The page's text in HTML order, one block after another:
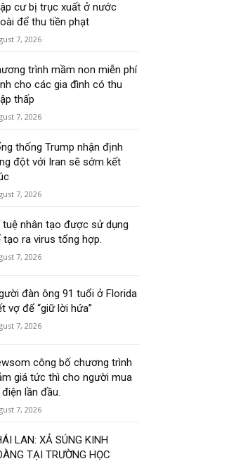
cư bị trục xuất ở nước
để thu tiền phạt
7, 2026
trình mầm non miễn phí
cho các gia đình có thu
thấp
7, 2026
thống Trump nhận định
đột với Iran sẽ sớm kết
7, 2026
tuệ nhân tạo được sử dụng
tạo ra virus tổng hợp.
7, 2026
đàn ông 91 tuổi ở Florida
vợ để “giữ lời hứa”
7, 2026
công bố chương trình
giá tức thì cho người mua
điện lần đầu.
7, 2026
LAN: XẢ SÚNG KINH
TẠI TRƯỜNG HỌC